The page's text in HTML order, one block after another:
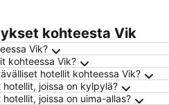
kohteesta Vik
Vik?
kohteessa Vik?
hotellit kohteessa Vik?
joissa on kylpylä?
joissa on uima-allas?